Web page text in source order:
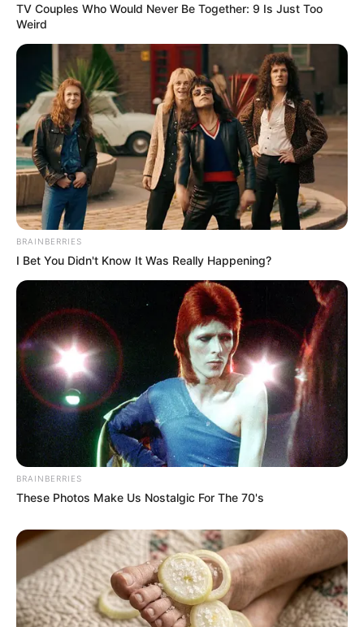
DESTAQUES DA SEMANA
Agente de Saúde é indiciada por falsificar
visitas que nunca aconteceram.
Motos e bicicletas para ACS e ACE: veja o
passo a passo para conseguir o benefício.
quinquênios, sexta-parte e licenças-prêmio
entram no debate.
FNARAS em Brasília: Senado pode
promulgar PEC 14 em semana de
mobilização.
Presidente Kennedy (ES) abre processo
seletivo para Agentes de Saúde e de
Combate às Endemias.
O que é que os diretores da CONACS foram
Brasília?
DESTAQUES DO MÊS
Prefeitura realiza a maior entrega de
motocicletas aos Agentes de Saúde da
história...
TV Couples Who Would Never Be Together: 9 Is Just Too
Weird
BRAINBERRIES
I Bet You Didn't Know It Was Really Happening?
BRAINBERRIES
These Photos Make Us Nostalgic For The 70's